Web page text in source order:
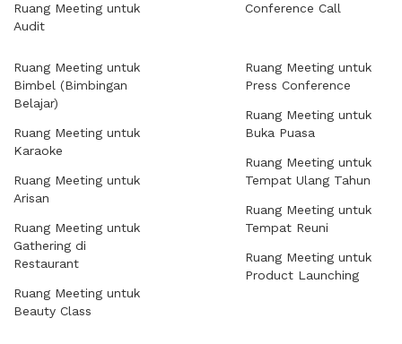
Ruang Meeting untuk
Audit
Conference Call
Ruang Meeting untuk
Bimbel (Bimbingan
Belajar)
Ruang Meeting untuk
Karaoke
Ruang Meeting untuk
Arisan
Ruang Meeting untuk
Gathering di
Restaurant
Ruang Meeting untuk
Beauty Class
Ruang Meeting untuk
Press Conference
Ruang Meeting untuk
Buka Puasa
Ruang Meeting untuk
Tempat Ulang Tahun
Ruang Meeting untuk
Tempat Reuni
Ruang Meeting untuk
Product Launching